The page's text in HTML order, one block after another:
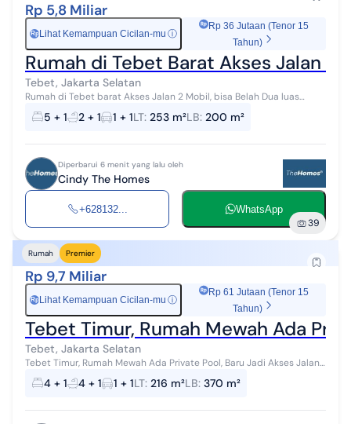
Rp 5,8 Miliar
Rp Lihat Kemampuan Cicilan-mu ⓘ
Rp 36 Jutaan (Tenor 15
Tahun)
Rumah di Tebet Barat Akses Jalan 2
Tebet, Jakarta Selatan
Rumah di Tebet barat Akses Jalan 2 Mobil, bisa Belah Dua luas
tanah 253 m 12 x 22 luas bangunan 200 1,5 lantai kamar tidur 5+1
kamar mandi 2 carpor...
5 + 1 2 + 1 1 + 1LT: 253 m²LB: 200 m²
Diperbarui 6 menit yang lalu oleh
Cindy The Homes
+628132... WhatsApp
39
Rumah Premier
Rp 9,7 Miliar
Rp Lihat Kemampuan Cicilan-mu ⓘ
Rp 61 Jutaan (Tenor 15
Tahun)
Tebet Timur, Rumah Mewah Ada
Tebet, Jakarta Selatan
Tebet Timur, Rumah Mewah Ada Private Pool, Baru Jadi Akses Jalan
3 Mobil Luas tanah 216m Luas bangunan 370m Kamar tidur 4+1
Kamar mandi 3+1 Carport...
4 + 1 4 + 1 1 + 1LT: 216 m²LB: 370 m²